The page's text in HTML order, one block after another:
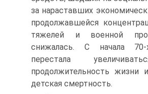
за нараставших
продолжавшейся
тяжелей и военной
снижалась. С начала
перестала
продолжительность жизни
детская смертность.